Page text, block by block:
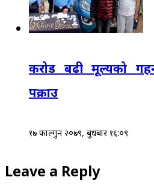
करोड बढी मूल्यको
पक्राउ
१७ फाल्गुन २०७९, बुधबार १६:०९
Leave a Reply